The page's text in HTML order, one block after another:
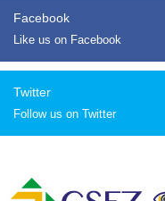
Facebook
Like us on Facebook
Twitter
Follow us on Twitter